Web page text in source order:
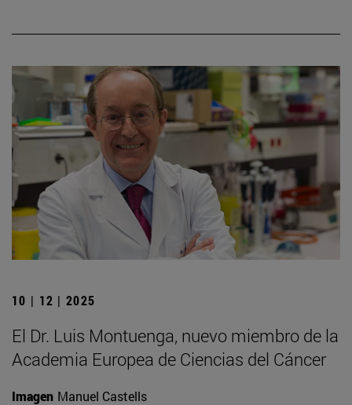
10 | 12 | 2025
El Dr. Luis Montuenga, nuevo miembro de la
Academia Europea de Ciencias del Cáncer
Imagen Manuel Castells